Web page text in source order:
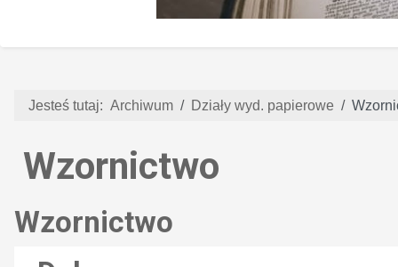
Jesteś tutaj: Archiwum Działy wyd. papierowe
Wzornictwo
Wzornictwo